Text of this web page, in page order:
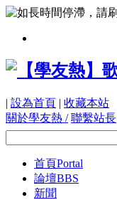
| 設為首頁 | 收藏本站
關於學友熱 / 聯繫站長
首頁Portal
論壇BBS
新聞